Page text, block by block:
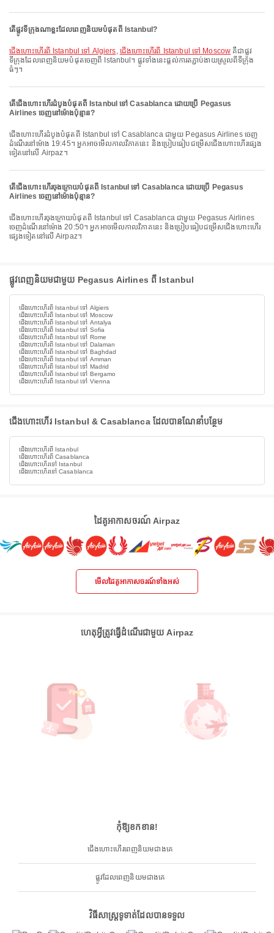
តើផ្លូវទីក្រុងណាខ្លះដែលពេញនិយមបំផុតពី Istanbul?
ជើងហោះហើរពី Istanbul ទៅ Algiers, ជើងហោះហើរពី Istanbul ទៅ Moscow គឺជាផ្លូវ
ទីក្រុងដែលពេញនិយមបំផុតចេញពី Istanbul។ ផ្លូវទាំងនេះផ្តល់ការតភ្ជាប់ងាយស្រួលពីទីក្រុង
ធំៗ។
តើជើងហោះហើរដំបូងបំផុតពី Istanbul ទៅ Casablanca ដោយប្រើ Pegasus
Airlines ចេញនៅម៉ោងប៉ុន្មាន?
ជើងហោះហើរដំបូងបំផុតពី Istanbul ទៅ Casablanca ជាមួយ Pegasus Airlines ចេញ
ដំណើរនៅម៉ោង 19:45។ អ្នកអាចមើលកាលវិភាគនេះ និងប្រៀបធៀបជម្រើសជើងហោះហើរផ្សេង
ទៀតនៅលើ Airpaz។
តើជើងហោះហើរចុងក្រោយបំផុតពី Istanbul ទៅ Casablanca ដោយប្រើ Pegasus
Airlines ចេញនៅម៉ោងប៉ុន្មាន?
ជើងហោះហើរចុងក្រោយបំផុតពី Istanbul ទៅ Casablanca ជាមួយ Pegasus Airlines
ចេញដំណើរនៅម៉ោង 20:50។ អ្នកអាចមើលកាលវិភាគនេះ និងប្រៀបធៀបជម្រើសជើងហោះហើរ
ផ្សេងទៀតនៅលើ Airpaz។
ផ្លូវពេញនិយមជាមួយ Pegasus Airlines ពី Istanbul
ជើងហោះហើរពី Istanbul ទៅ Algiers
ជើងហោះហើរពី Istanbul ទៅ Moscow
ជើងហោះហើរពី Istanbul ទៅ Antalya
ជើងហោះហើរពី Istanbul ទៅ Sofia
ជើងហោះហើរពី Istanbul ទៅ Rome
ជើងហោះហើរពី Istanbul ទៅ Dalaman
ជើងហោះហើរពី Istanbul ទៅ Baghdad
ជើងហោះហើរពី Istanbul ទៅ Amman
ជើងហោះហើរពី Istanbul ទៅ Madrid
ជើងហោះហើរពី Istanbul ទៅ Bergamo
ជើងហោះហើរពី Istanbul ទៅ Vienna
ជើងហោះហើរ Istanbul & Casablanca ដែលបានណែនាំបន្ថែម
ជើងហោះហើរពី Istanbul
ជើងហោះហើរពី Casablanca
ជើងហោះហើរទៅ Istanbul
ជើងហោះហើរទៅ Casablanca
ដៃគូអាកាសចរណ៍ Airpaz
មើលដៃគូអាកាសចរណ៍ទាំងអស់
ហេតុអ្វីត្រូវធ្វើដំណើរជាមួយ Airpaz
កុំឱ្យខកខាន!
ជើងហោះហើរពេញនិយមជាងគេ
ផ្លូវដែលពេញនិយមជាងគេ
វិធីសាស្ត្រទូទាត់ដែលបានទទួល